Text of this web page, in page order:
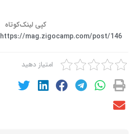
کپی لینک‌کوتاه
https://mag.zigocamp.com/post/146
امتیاز دهید